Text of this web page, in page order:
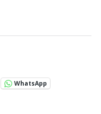
WhatsApp